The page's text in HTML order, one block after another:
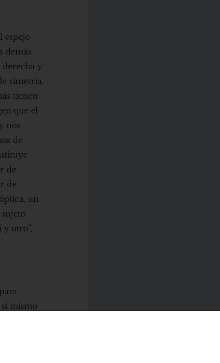
espejo
demás
derecha y
simetría,
tienen
que el
nos
de
de
de
un
otro”,
mismo